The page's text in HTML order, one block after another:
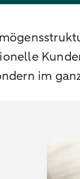
im